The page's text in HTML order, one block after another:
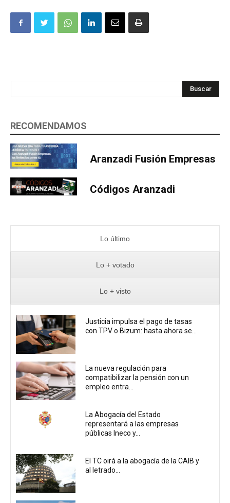
Buscar
RECOMENDAMOS
Aranzadi Fusión Empresas
Códigos Aranzadi
Lo último
Lo + votado
Lo + visto
Justicia impulsa el pago de tasas
con TPV o Bizum: hasta ahora se...
La nueva regulación para
compatibilizar la pensión con un
empleo entra...
La Abogacía del Estado
representará a las empresas
públicas Ineco y...
El TC oirá a la abogacía de la CAIB y
al letrado...